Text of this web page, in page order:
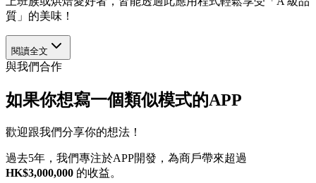
質」的美味！
閱讀全文
與我們合作
如果你想寫一個類似模式的APP
歡迎跟我們分享你的想法！
過去5年，我們專注於APP開發，為商戶帶來超過
HK$3,000,000 的收益。